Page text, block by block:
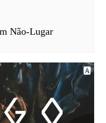
Não-Lugar